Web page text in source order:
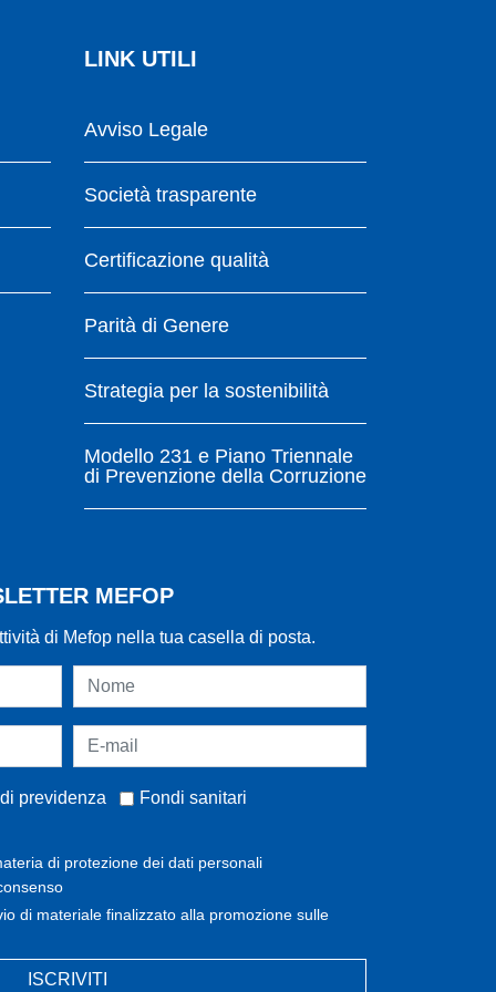
LINK UTILI
Avviso Legale
Società trasparente
Certificazione qualità
Parità di Genere
Strategia per la sostenibilità
Modello 231 e Piano Triennale
di Prevenzione della Corruzione
MEFOP
di Mefop nella tua casella di posta.
previdenza Fondi sanitari
di protezione dei dati personali
di materiale finalizzato alla promozione sulle
ISCRIVITI